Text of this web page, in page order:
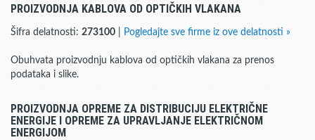
PROIZVODNJA KABLOVA OD OPTIČKIH VLAKANA
Šifra delatnosti: 273100 Pogledajte sve firme iz ove delatnosti »
Obuhvata proizvodnju kablova od optičkih vlakana za prenos
podataka i slike.
PROIZVODNJA OPREME ZA DISTRIBUCIJU ELEKTRIČNE
ENERGIJE I OPREME ZA UPRAVLJANJE ELEKTRIČNOM
ENERGIJOM